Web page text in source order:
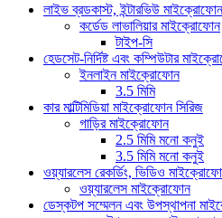
লাইভ ব্রডকাস্ট, ইন্টারভিউ
কর্ডেড লাভালিয়ার মাইক্রোফোন
টাইপ-সি
হেডসেট-নির্দিষ্ট এবং কম্পিউটার
ইনলাইন মাইক্রোফোন
3.5 মিমি
কার মাল্টিমিডিয়া মাইক্রোফোন সিরিজ
গাড়ির মাইক্রোফোন
2.5 মিমি মনো কনুই
3.5 মিমি মনো কনুই
ওয়্যারলেস রেকর্ডিং, ভিডিও
ওয়্যারলেস মাইক্রোফোন
ডেস্কটপ সম্মেলন এবং উপস্থাপনা